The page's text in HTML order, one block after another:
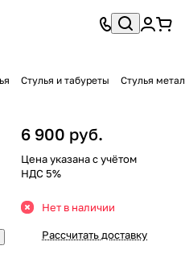
Стулья и табуреты Стулья
6 900 руб.
Цена указана с учётом
НДС 5%
Нет в наличии
Рассчитать доставку